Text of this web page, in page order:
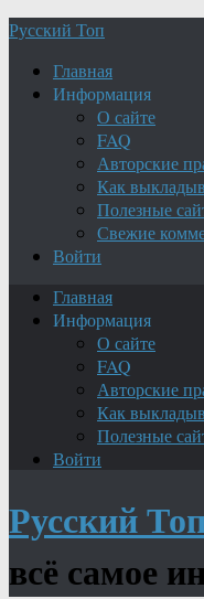
Русский Топ
Главная
Информация
О сайте
FAQ
Авторские
Как
Полезные
Свежие
Войти
Главная
Информация
О сайте
FAQ
Авторские
Как
Полезные
Войти
Русский
всё самое